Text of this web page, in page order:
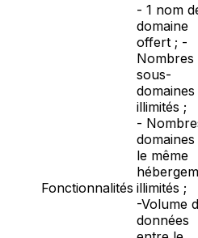
Fonctionnalités
- 1 nom
domaine
offert ; -
Nombres
sous-
domaines
illimités ;
-
le même
illimités ;
-Volume
données